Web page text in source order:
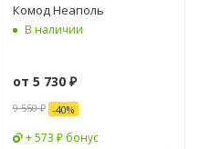
Комод Неаполь
В наличии
от 5 730 ₽
9 550 ₽ -40%
+ 573 ₽ бонус